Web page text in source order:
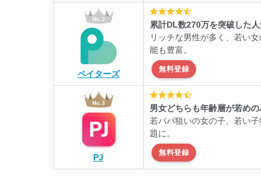
ペイターズ
累計DL数270万を突破した
リッチな男性が多く、若い
能も豊富。
無料登録
PJ
男女どちらも年齢層が若めの
若パパ狙いの女の子、若い
題に。
無料登録